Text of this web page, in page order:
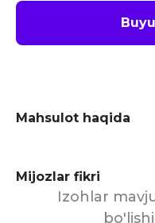
Mahsulot haqida
Mijozlar fikri
Izohlar